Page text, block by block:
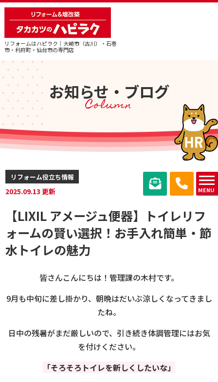
リフォームはハピラク｜大崎市（古川）・石巻
市・利府町・仙台市の専門店
MENU
お知らせ・ブログ
Column
リフォーム役立ち情報
2025.09.13 更新
【LIXIL アメージュ便器】トイレリフ
ォームの賢い選択！お手入れ簡単・節
水トイレの魅力
皆さんこんにちは！管理課の木村です。
9月も中旬に差し掛かり、朝晩はだいぶ涼しくなってきまし
たね。
日中の残暑がまだ厳しいので、引き続き体調管理にはお気
を付けください。
「そろそろトイレを新しくしたいな」